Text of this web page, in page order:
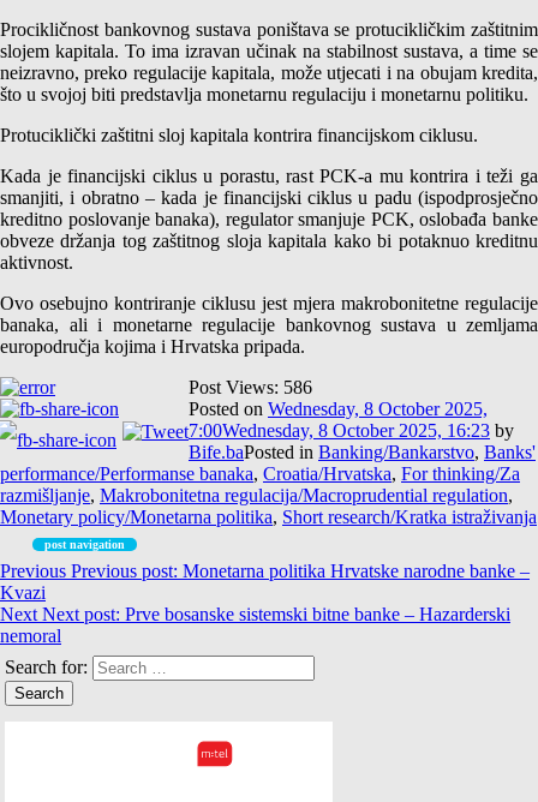
Procikličnost bankovnog sustava poništava se protucikličkim zaštitnim
slojem kapitala. To ima izravan učinak na stabilnost sustava, a time se
neizravno, preko regulacije kapitala, može utjecati i na obujam kredita,
što u svojoj biti predstavlja monetarnu regulaciju i monetarnu politiku.
Protuciklički zaštitni sloj kapitala kontrira financijskom ciklusu.
Kada je financijski ciklus u porastu, rast PCK-a mu kontrira i teži ga
smanjiti, i obratno – kada je financijski ciklus u padu (ispodprosječno
kreditno poslovanje banaka), regulator smanjuje PCK, oslobađa banke
obveze držanja tog zaštitnog sloja kapitala kako bi potaknuo kreditnu
aktivnost.
Ovo osebujno kontriranje ciklusu jest mjera makrobonitetne regulacije
banaka, ali i monetarne regulacije bankovnog sustava u zemljama
europodručja kojima i Hrvatska pripada.
Post Views: 586
Posted on Wednesday, 8 October 2025,
7:00Wednesday, 8 October 2025, 16:23 by
Bife.baPosted in Banking/Bankarstvo, Banks'
performance/Performanse banaka, Croatia/Hrvatska, For thinking/Za
razmišljanje, Makrobonitetna regulacija/Macroprudential regulation,
Monetary policy/Monetarna politika, Short research/Kratka istraživanja
post navigation
Previous Previous post: Monetarna politika Hrvatske narodne banke –
Kvazi
Next Next post: Prve bosanske sistemski bitne banke – Hazarderski
nemoral
Search for: